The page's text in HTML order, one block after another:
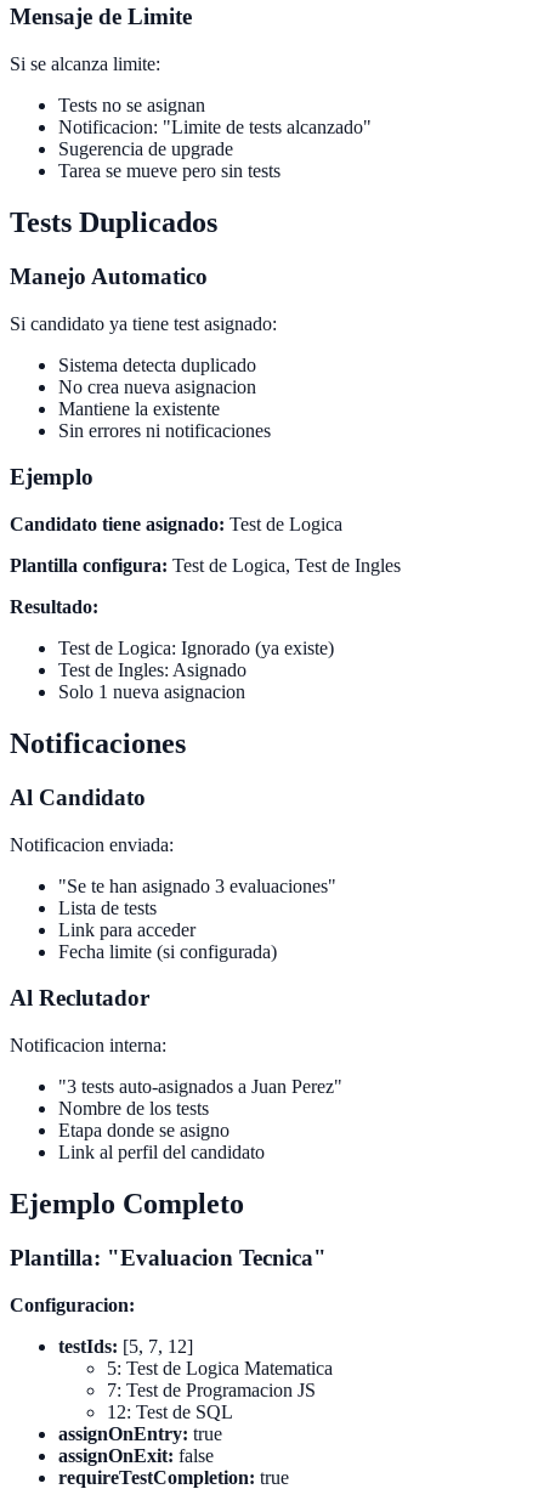
Mensaje de Limite
Si se alcanza limite:
Tests no se asignan
Notificacion: "Limite de tests alcanzado"
Sugerencia de upgrade
Tarea se mueve pero sin tests
Tests Duplicados
Manejo Automatico
Si candidato ya tiene test asignado:
Sistema detecta duplicado
No crea nueva asignacion
Mantiene la existente
Sin errores ni notificaciones
Ejemplo
Candidato tiene asignado: Test de Logica
Plantilla configura: Test de Logica, Test de Ingles
Resultado:
Test de Logica: Ignorado (ya existe)
Test de Ingles: Asignado
Solo 1 nueva asignacion
Notificaciones
Al Candidato
Notificacion enviada:
"Se te han asignado 3 evaluaciones"
Lista de tests
Link para acceder
Fecha limite (si configurada)
Al Reclutador
Notificacion interna:
"3 tests auto-asignados a Juan Perez"
Nombre de los tests
Etapa donde se asigno
Link al perfil del candidato
Ejemplo Completo
Plantilla: "Evaluacion Tecnica"
Configuracion:
testIds: [5, 7, 12]
5: Test de Logica Matematica
7: Test de Programacion JS
12: Test de SQL
assignOnEntry: true
assignOnExit: false
requireTestCompletion: true